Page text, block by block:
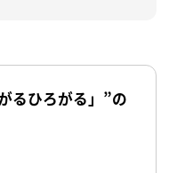
るひろがる」”の